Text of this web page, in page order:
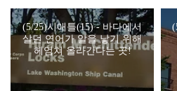
(5/25)시애틀(15) - 바다에서
살던 연어가 알을 낳기 위해
헤엄쳐 올라간다는 곳!